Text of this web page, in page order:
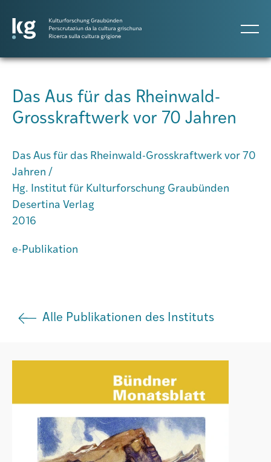
Projects
Publicaziuns
Persunas
Agenda
Das Aus für das Rheinwald-
Grosskraftwerk vor 70 Jahren
Das Aus für das Rheinwald-Grosskraftwerk vor 70
Jahren /
Hg. Institut für Kulturforschung Graubünden
Desertina Verlag
2016
e-Publikation
Alle Publikationen des Instituts